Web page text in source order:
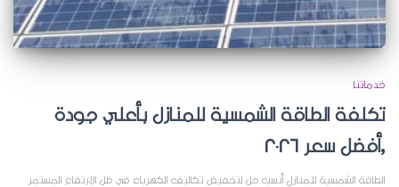
خدماتنا
تكلفة الطاقة الشمسية للمنازل بأعلي جودة
,أفضل سعر 2026
الطاقة الشمسية للمنازل أنسب حل لتخفيض تكاليف الكهرباء في ظل الارتفاع المستمر